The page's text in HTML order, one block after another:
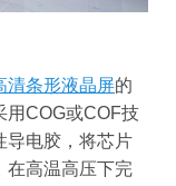
清条形液晶屏的
用COG或COF技
导电胶，将芯片
在高温高压下完